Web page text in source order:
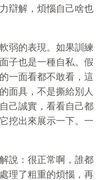
辯解，煩惱自己啥也
弱的表現。如果訓練
子也是一種自私。假
一面看都不敢看，這
面具，不是撕給別人
己誠實，看看自己都
挖出來展示一下。一
說：很正常啊，誰都
理了粗重的煩惱，再